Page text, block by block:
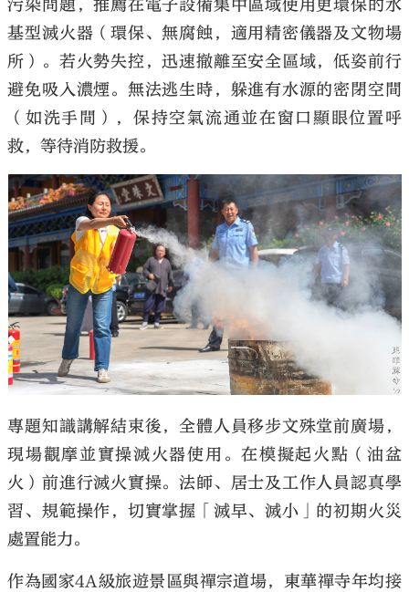
污染問題，推薦在電子設備集中區域使用更環保的水
基型滅火器（環保、無腐蝕，適用精密儀器及文物場
所）。若火勢失控，迅速撤離至安全區域，低姿前行
避免吸入濃煙。無法逃生時，躲進有水源的密閉空間
（如洗手間），保持空氣流通並在窗口顯眼位置呼
救，等待消防救援。
專題知識講解結束後，全體人員移步文殊堂前廣場，
現場觀摩並實操滅火器使用。在模擬起火點（油盆
火）前進行滅火實操。法師、居士及工作人員認真學
習、規範操作，切實掌握「滅早、滅小」的初期火災
處置能力。
作為國家4A級旅遊景區與禪宗道場，東華禪寺年均接